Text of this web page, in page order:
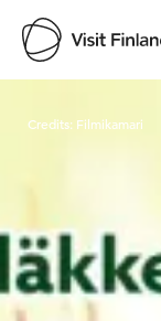
Credits: Filmikamari